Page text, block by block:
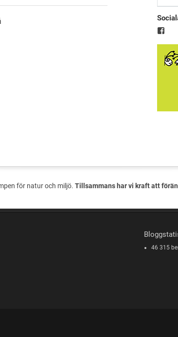
för natur och miljö. Tillsammans har vi kraft att
46 315